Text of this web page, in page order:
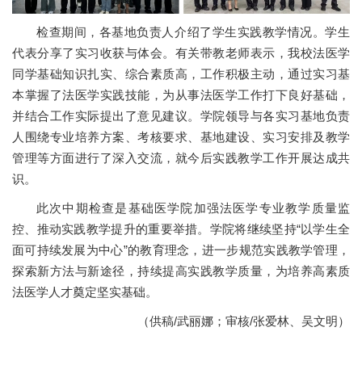
党群工作
学生工作
社会服务
基础校友
检查期间，各基地负责人介绍了学生实践教学情况。学生
代表分享了实习收获与体会。有关带教老师表示，我校法医学
同学基础知识扎实、综合素质高，工作积极主动，通过实习基
本掌握了法医学实践技能，为从事法医学工作打下良好基础，
并结合工作实际提出了意见建议。学院领导与各实习基地负责
人围绕专业培养方案、考核要求、基地建设、实习安排及教学
管理等方面进行了深入交流，就今后实践教学工作开展达成共
识。
此次中期检查是基础医学院加强法医学专业教学质量监
控、推动实践教学提升的重要举措。学院将继续坚持“以学生全
面可持续发展为中心”的教育理念，进一步规范实践教学管理，
探索新方法与新途径，持续提高实践教学质量，为培养高素质
法医学人才奠定坚实基础。
（供稿/武丽娜；审核/张爱林、吴文明）